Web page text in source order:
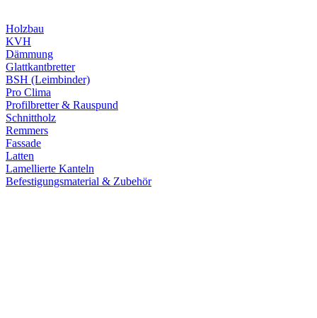
Holzbau
KVH
Dämmung
Glattkantbretter
BSH (Leimbinder)
Pro Clima
Profilbretter & Rauspund
Schnittholz
Remmers
Fassade
Latten
Lamellierte Kanteln
Befestigungsmaterial & Zubehör